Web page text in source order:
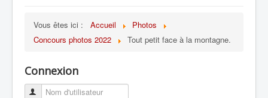
TOUT SUR LE GUMS
ESCALADE
Vous êtes ici : Accueil
Photos
Concours photos 2022
Tout petit face à la montagne.
Connexion